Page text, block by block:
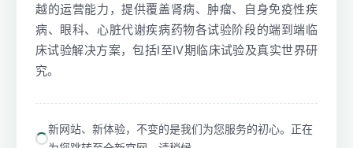
越的运营能力，提供覆盖肾病、肿瘤、自身免疫性疾
病、眼科、心脏代谢疾病药物各试验阶段的端到端临
床试验解决方案，包括I至IV期临床试验及真实世界研
究。
新网站、新体验，不变的是我们为您服务的初心。正在